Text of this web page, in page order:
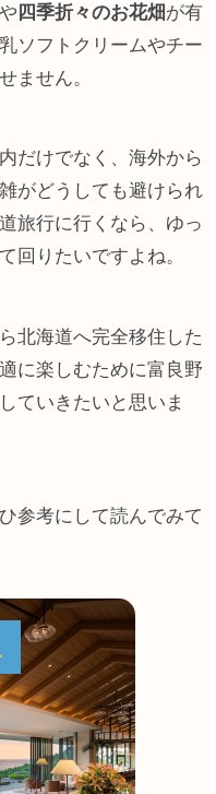
や 四季折々のお花畑が有
ソフトクリームやチー
ません。
だけでなく、海外から
がどうしても避けられ
旅行に行くなら、ゆっ
回りたいですよね。
北海道へ完全移住した
に楽しむために富良野
ていきたいと思いま
参考にして読んでみて